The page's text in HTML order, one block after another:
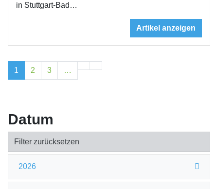
in Stuttgart-Bad…
Artikel anzeigen
1 2 3 …
Datum
Filter zurücksetzen
2026